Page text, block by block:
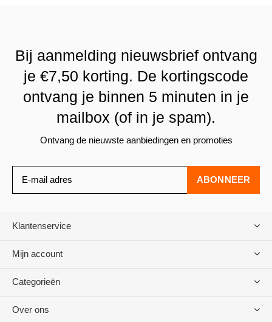
Bij aanmelding nieuwsbrief ontvang
je €7,50 korting. De kortingscode
ontvang je binnen 5 minuten in je
mailbox (of in je spam).
Ontvang de nieuwste aanbiedingen en promoties
ABONNEER
Klantenservice
Mijn account
Categorieën
Over ons